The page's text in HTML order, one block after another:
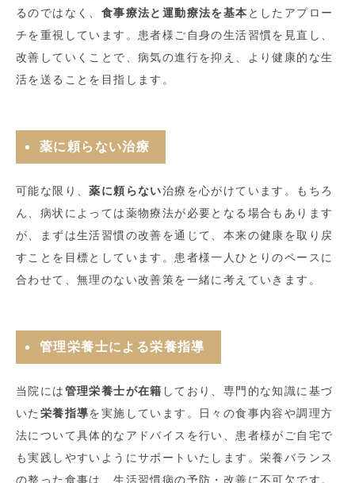
るのではなく、 食事療法と運動療法を基本 としたアプロー
チを重視しています。患者様ご自身の生活習慣を見直し、
改善していくことで、病気の進行を抑え、より健康的な生
活を送ることを目指します。
薬に頼らない治療
可能な限り、薬に頼らない治療を心がけています。もちろ
ん、病状によっては薬物療法が必要となる場合もあります
が、まずは生活習慣の改善を通じて、本来の健康を取り戻
すことを目標としています。患者様一人ひとりのペースに
合わせて、無理のない改善策を一緒に考えていきます。
管理栄養士による栄養指導
当院には管理栄養士が在籍 しており、専門的な知識に基づ
いた 栄養指導を実施しています。日々の食事内容や調理方
法について具体的なアドバイスを行い、患者様がご自宅で
も実践しやすいようにサポートいたします。栄養バランス
の整った食事は、生活習慣病の予防・改善に不可欠です。